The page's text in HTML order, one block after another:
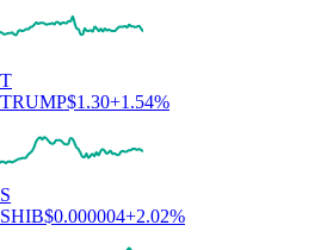
T
TRUMP$1.30+1.54%
S
SHIB$0.000004+2.02%